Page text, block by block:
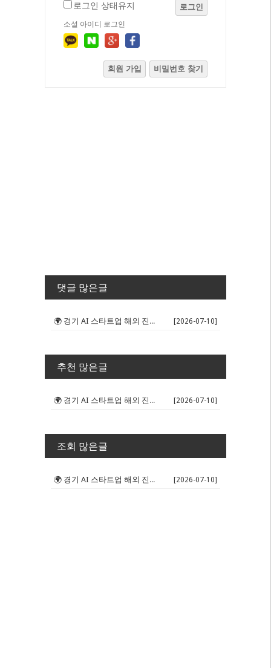
로그인 상태유지 로그인
소셜 아이디 로그인
회원 가입 비밀번호 찾기
댓글 많은글
🌍 경기 AI 스타트업 해외 진출 판... [2026-07-10]
추천 많은글
🌍 경기 AI 스타트업 해외 진출 판... [2026-07-10]
조회 많은글
🌍 경기 AI 스타트업 해외 진출 판... [2026-07-10]